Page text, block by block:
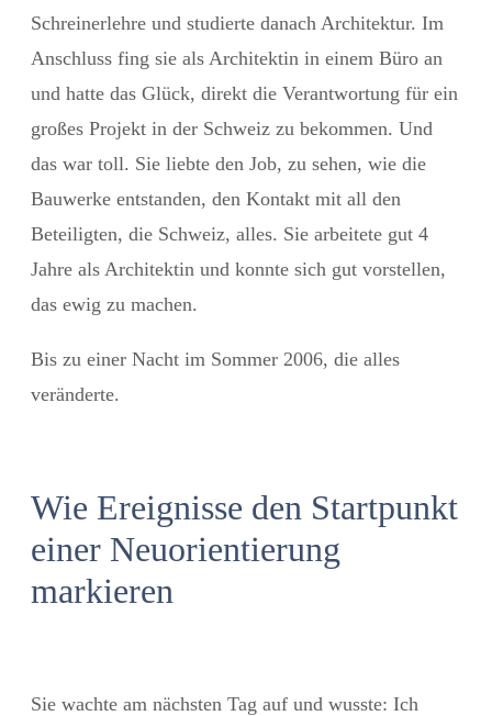
Schreinerlehre und studierte danach Architektur. Im
Anschluss fing sie als Architektin in einem Büro an
und hatte das Glück, direkt die Verantwortung für ein
großes Projekt in der Schweiz zu bekommen. Und
das war toll. Sie liebte den Job, zu sehen, wie die
Bauwerke entstanden, den Kontakt mit all den
Beteiligten, die Schweiz, alles. Sie arbeitete gut 4
Jahre als Architektin und konnte sich gut vorstellen,
das ewig zu machen.
Bis zu einer Nacht im Sommer 2006, die alles
veränderte.
Wie Ereignisse den Startpunkt
einer Neuorientierung
markieren
Sie wachte am nächsten Tag auf und wusste: Ich